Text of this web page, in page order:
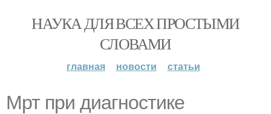
НАУКА ДЛЯ ВСЕХ ПРОСТЫМИ
СЛОВАМИ
главная новости статьи
Мрт при диагностике